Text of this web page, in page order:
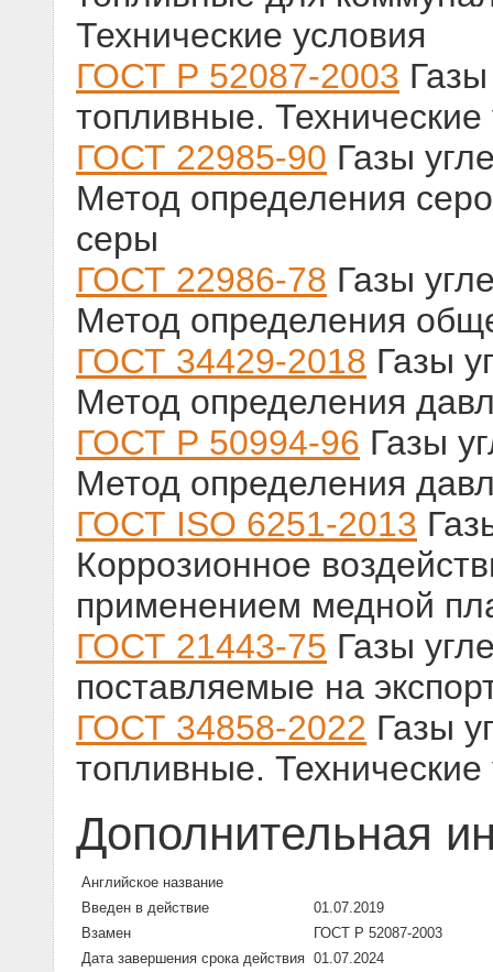
Технические условия
ГОСТ Р 52087-2003
топливные. Технические
ГОСТ 22985-90 Газы
Метод определения
серы
ГОСТ 22986-78 Газы
Метод определения
ГОСТ 34429-2018 Газы
Метод определения
ГОСТ Р 50994-96 Газы
Метод определения
ГОСТ ISO 6251-2013
Коррозионное
применением медной
ГОСТ 21443-75 Газы
поставляемые на
ГОСТ 34858-2022 Газы
топливные. Технические
Дополнительная
Английское название
Введен в действие
01.07.2019
Взамен
ГОСТ Р 52087-2003
Дата завершения срока действия 01.07.2024